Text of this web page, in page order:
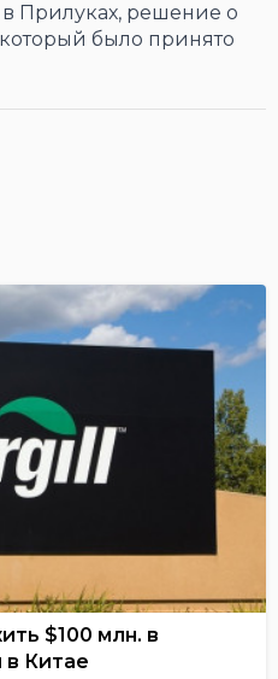
Прилуках, решение о
было принято
$100 млн. в
в Китае